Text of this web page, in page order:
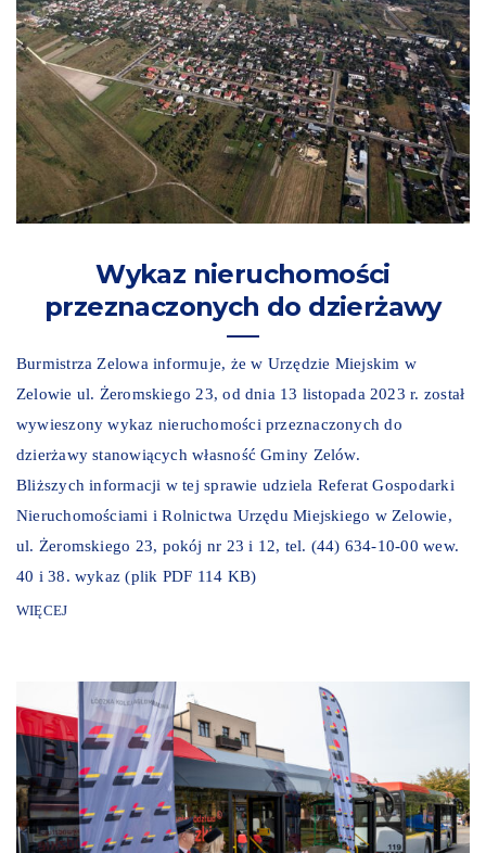
Wykaz nieruchomości
przeznaczonych do dzierżawy
Burmistrza Zelowa informuje, że w Urzędzie Miejskim w
Zelowie ul. Żeromskiego 23, od dnia 13 listopada 2023 r. został
wywieszony wykaz nieruchomości przeznaczonych do
dzierżawy stanowiących własność Gminy Zelów.
Bliższych informacji w tej sprawie udziela Referat Gospodarki
Nieruchomościami i Rolnictwa Urzędu Miejskiego w Zelowie,
ul. Żeromskiego 23, pokój nr 23 i 12, tel. (44) 634-10-00 wew.
40 i 38. wykaz (plik PDF 114 KB)
WIĘCEJ